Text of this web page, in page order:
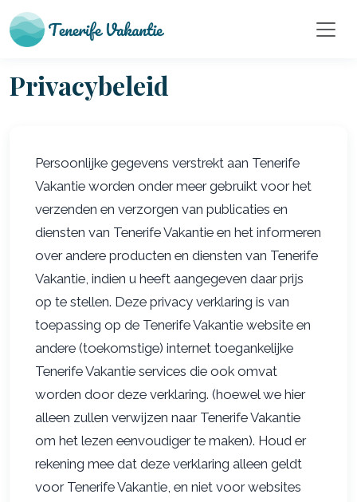
Privacybeleid
Persoonlijke gegevens verstrekt aan Tenerife
Vakantie worden onder meer gebruikt voor het
verzenden en verzorgen van publicaties en
diensten van Tenerife Vakantie en het informeren
over andere producten en diensten van Tenerife
Vakantie, indien u heeft aangegeven daar prijs
op te stellen. Deze privacy verklaring is van
toepassing op de Tenerife Vakantie website en
andere (toekomstige) internet toegankelijke
Tenerife Vakantie services die ook omvat
worden door deze verklaring. (hoewel we hier
alleen zullen verwijzen naar Tenerife Vakantie
om het lezen eenvoudiger te maken). Houd er
rekening mee dat deze verklaring alleen geldt
voor Tenerife Vakantie, en niet voor websites